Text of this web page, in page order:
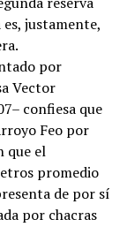
es, justamente,
por
Vector
confiesa que
Feo por
que el
promedio
de por sí
por chacras